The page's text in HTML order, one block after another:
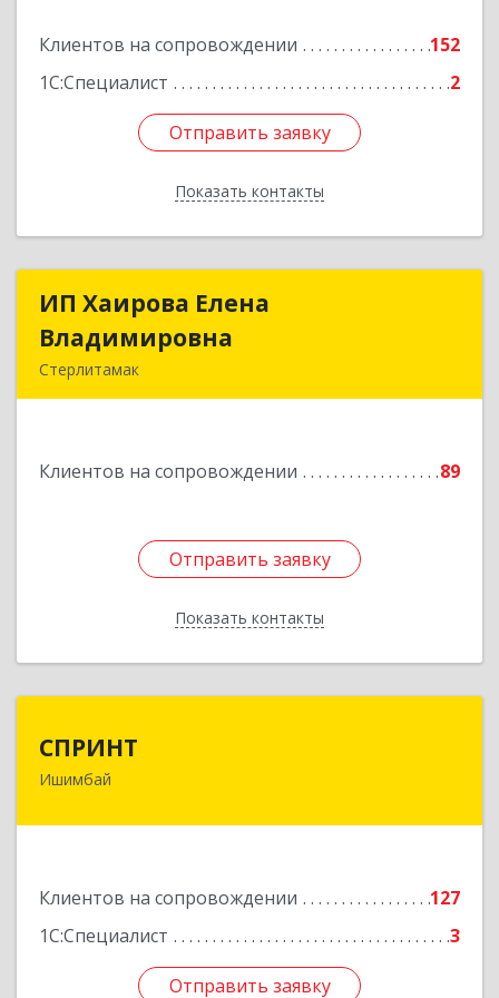
Клиентов на сопровождении
152
1С:Специалист
2
Отправить заявку
Показать контакты
Подробнее
Отправить заявку
Назад
ИП Хаирова Елена
Владимировна
Стерлитамак
Клиентов на сопровождении 89
Отправить заявку
Показать контакты
ИП Хаирова Елена
Отправить заявку
Назад
СПРИНТ
Ишимбай
Клиентов на сопровождении
127
1С:Специалист
3
Отправить заявку
453201, Башкортостан Респ, Ишимбайский р-н,
Отправить заявку